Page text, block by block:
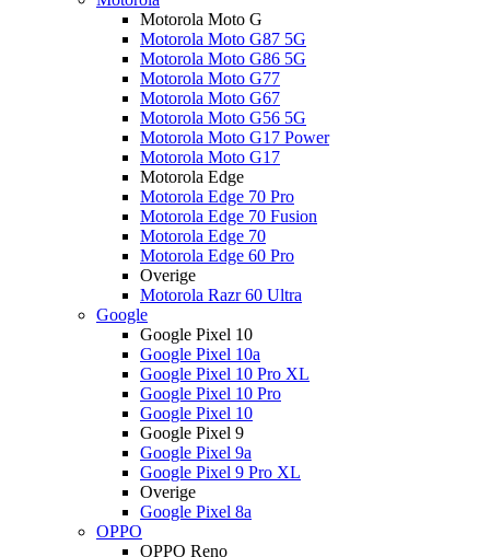
Motorola Moto G
Motorola Moto G87 5G
Motorola Moto G86 5G
Motorola Moto G77
Motorola Moto G67
Motorola Moto G56 5G
Motorola Moto G17 Power
Motorola Moto G17
Motorola Edge
Motorola Edge 70 Pro
Motorola Edge 70 Fusion
Motorola Edge 70
Motorola Edge 60 Pro
Overige
Motorola Razr 60 Ultra
Google
Google Pixel 10
Google Pixel 10a
Google Pixel 10 Pro XL
Google Pixel 10 Pro
Google Pixel 10
Google Pixel 9
Google Pixel 9a
Google Pixel 9 Pro XL
Overige
Google Pixel 8a
OPPO
OPPO Reno